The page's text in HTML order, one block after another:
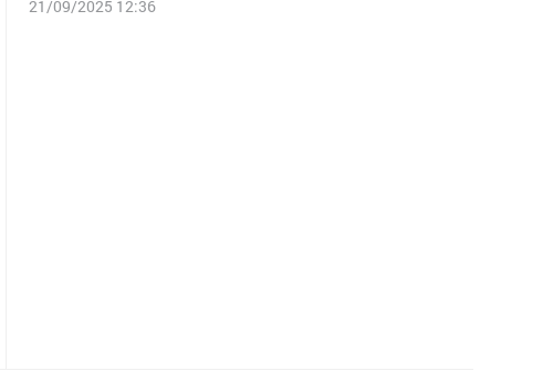
21/09/2025 12:36